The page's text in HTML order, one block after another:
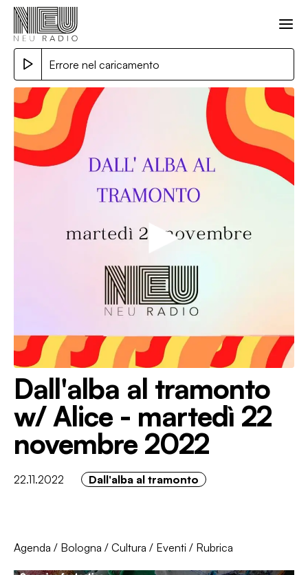
Errore nel caricamento
Dall'alba al tramonto
w/ Alice - martedì 22
novembre 2022
22.11.2022 Dall'alba al tramonto
Agenda / Bologna / Cultura / Eventi / Rubrica